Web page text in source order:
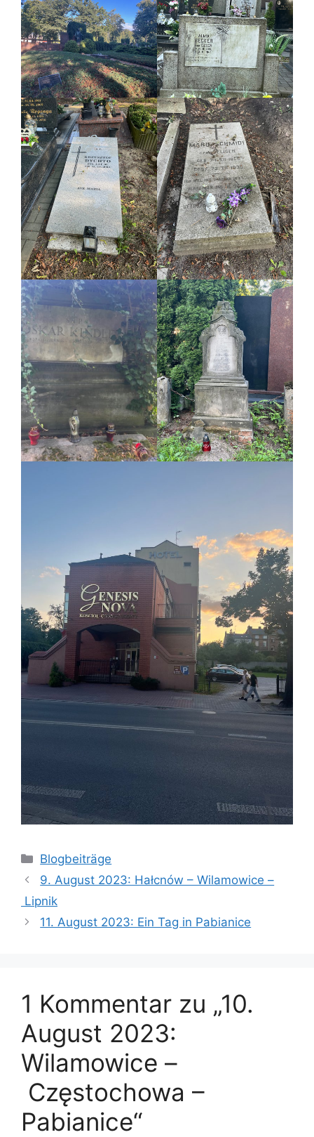
Kategorien
Blogbeiträge
9. August 2023: Hałcnów – Wilamowice –
Lipnik
11. August 2023: Ein Tag in Pabianice
1 Kommentar zu „10.
August 2023:
Wilamowice –
Częstochowa –
Pabianice“